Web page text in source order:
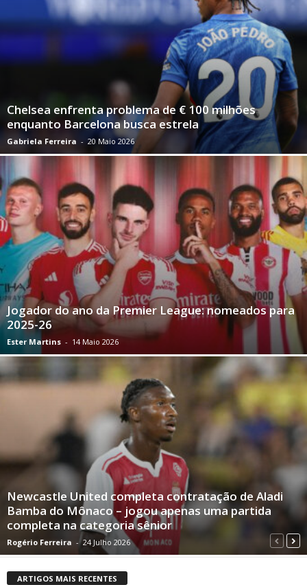
Chelsea enfrenta problema de € 100 milhões
enquanto Barcelona busca estrela
Gabriela Ferreira - 20 Maio 2026
Jogador do ano da Premier League: nomeados para
2025-26
Ester Martins - 14 Maio 2026
Newcastle United completa contratação de Aladi
Bamba do Mônaco – jogou apenas uma partida
completa na categoria sênior
Rogério Ferreira - 24 Julho 2026
ARTIGOS MAIS RECENTES